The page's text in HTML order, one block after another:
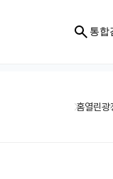
통합
홈열린광